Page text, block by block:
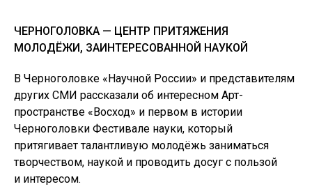
ЧЕРНОГОЛОВКА — ЦЕНТР ПРИТЯЖЕНИЯ
МОЛОДЁЖИ, ЗАИНТЕРЕСОВАННОЙ НАУКОЙ
В Черноголовке «Научной России» и представителям
других СМИ рассказали об интересном Арт-
пространстве «Восход» и первом в истории
Черноголовки Фестивале науки, который
притягивает талантливую молодёжь заниматься
творчеством, наукой и проводить досуг с пользой
и интересом.
PRO ПРОСТРАНСТВА